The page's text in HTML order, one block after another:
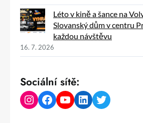
Léto v kině a šance na
Slovanský dům v centru
každou návštěvu
16. 7. 2026
Sociální sítě:
Instagram Facebook YouTube LinkedIn Twitter